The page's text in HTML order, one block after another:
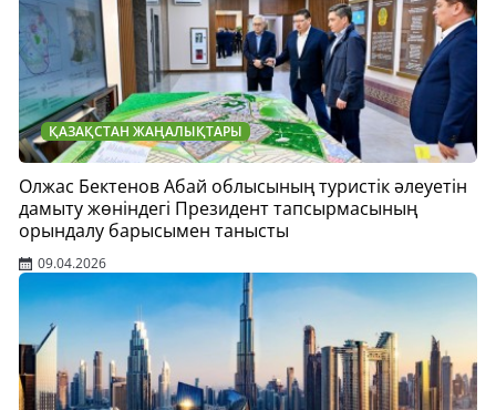
ҚАЗАҚСТАН ЖАҢАЛЫҚТАРЫ
Олжас Бектенов Абай облысының туристік әлеуетін
дамыту жөніндегі Президент тапсырмасының
орындалу барысымен танысты
09.04.2026